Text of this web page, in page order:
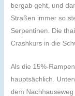
bergab geht, und
Straßen immer so
Serpentinen. Die
Crashkurs in die
Als die 15%-
hauptsächlich.
dem